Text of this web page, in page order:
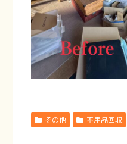
その他 不用品回収